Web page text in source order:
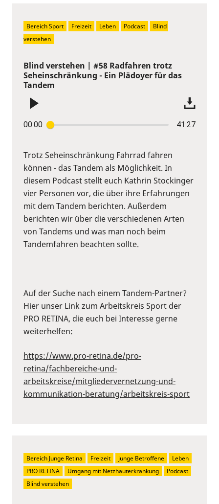
Blind verstehen | #58 Radfahren trotz
Seheinschränkung - Ein Plädoyer für das
Tandem
00:00 41:27
Trotz Seheinschränkung Fahrrad fahren
können - das Tandem als Möglichkeit. In
diesem Podcast stellt euch Kathrin Stockinger
vier Personen vor, die über ihre Erfahrungen
mit dem Tandem berichten. Außerdem
berichten wir über die verschiedenen Arten
von Tandems und was man noch beim
Tandemfahren beachten sollte.
Auf der Suche nach einem Tandem-Partner?
Hier unser Link zum Arbeitskreis Sport der
PRO RETINA, die euch bei Interesse gerne
weiterhelfen:
https://www.pro-retina.de/pro-
retina/fachbereiche-und-
arbeitskreise/mitgliedervernetzung-und-
kommunikation-beratung/arbeitskreis-sport
Bereich Sport Freizeit Leben Podcast
Blind
verstehen
Bereich Junge Retina Freizeit junge Betroffene
Leben
PRO RETINA
Umgang mit Netzhauterkrankung
Podcast
Blind verstehen